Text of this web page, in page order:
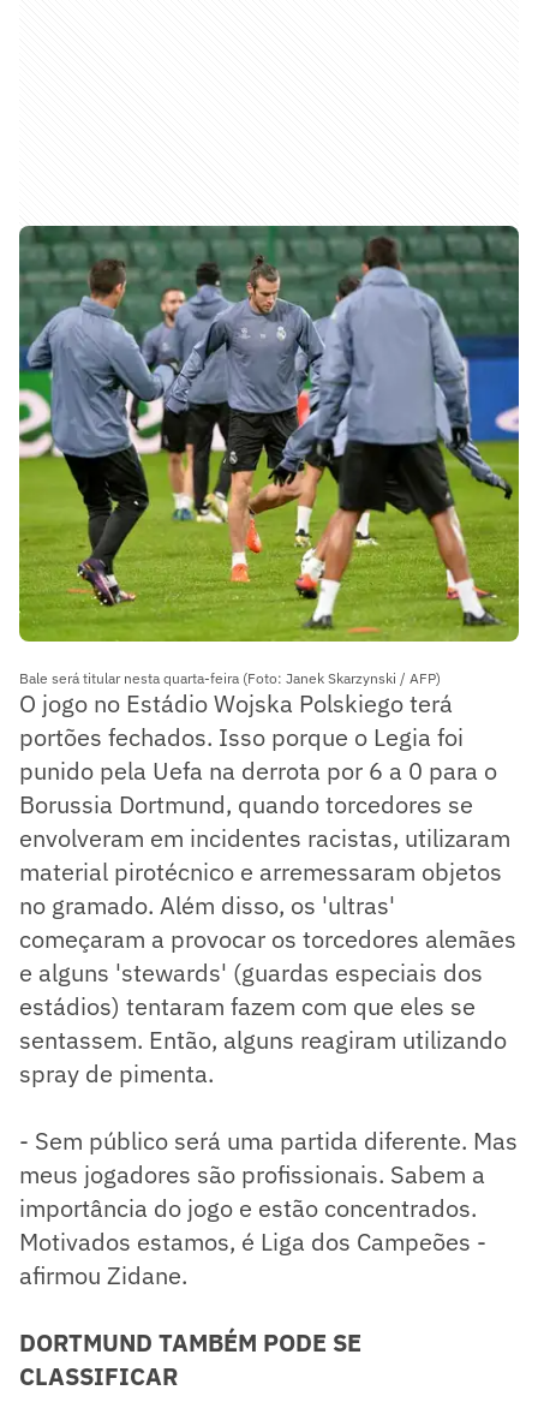
Bale será titular nesta quarta-feira (Foto: Janek Skarzynski / AFP)
O jogo no Estádio Wojska Polskiego terá
portões fechados. Isso porque o Legia foi
punido pela Uefa na derrota por 6 a 0 para o
Borussia Dortmund, quando torcedores se
envolveram em incidentes racistas, utilizaram
material pirotécnico e arremessaram objetos
no gramado. Além disso, os 'ultras'
começaram a provocar os torcedores alemães
e alguns 'stewards' (guardas especiais dos
estádios) tentaram fazem com que eles se
sentassem. Então, alguns reagiram utilizando
spray de pimenta.
- Sem público será uma partida diferente. Mas
meus jogadores são profissionais. Sabem a
importância do jogo e estão concentrados.
Motivados estamos, é Liga dos Campeões -
afirmou Zidane.
DORTMUND TAMBÉM PODE SE
CLASSIFICAR